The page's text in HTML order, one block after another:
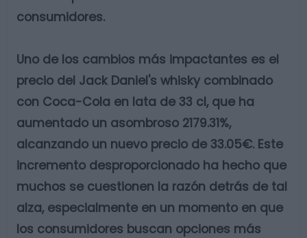
consumidores.
Uno de los cambios más impactantes es el
precio del Jack Daniel's whisky combinado
con Coca-Cola en lata de 33 cl, que ha
aumentado un asombroso 2179.31%,
alcanzando un nuevo precio de 33.05€. Este
incremento desproporcionado ha hecho que
muchos se cuestionen la razón detrás de tal
alza, especialmente en un momento en que
los consumidores buscan opciones más